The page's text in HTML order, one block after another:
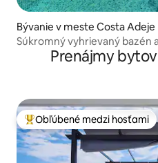
Bývanie v meste Costa Adeje
Súkromný vyhrievaný bazén
Prenájmy
Najobľúbenejšie medzi
Obľúbené medzi hosťami